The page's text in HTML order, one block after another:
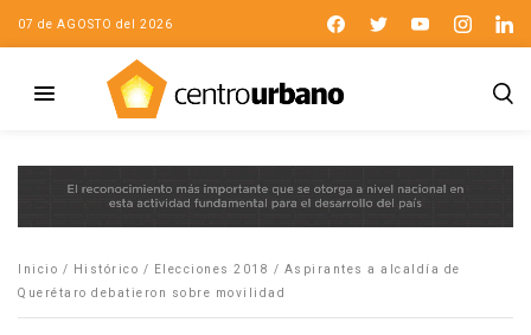
07 de AGOSTO del 2026
Inicio / Histórico / Elecciones 2018 / Aspirantes a alcaldía de
Querétaro debatieron sobre movilidad